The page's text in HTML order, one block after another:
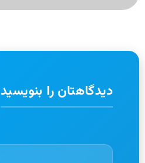
دیدگاهتان را بنویسید